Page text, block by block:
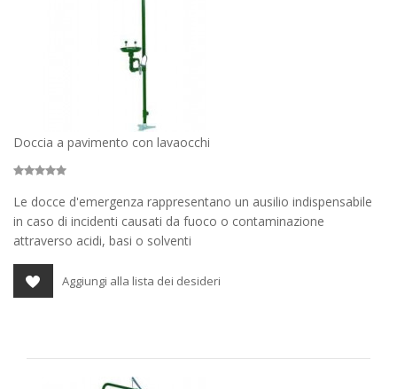
Doccia a pavimento con lavaocchi
Le docce d'emergenza rappresentano un ausilio indispensabile
in caso di incidenti causati da fuoco o contaminazione
attraverso acidi, basi o solventi
Aggiungi alla lista dei desideri